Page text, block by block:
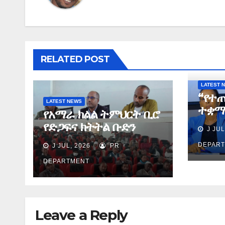
RELATED POST
LATEST NEWS
የአማራ ክልል ትምህርት ቢሮ
የድጋፍና ክትትል ቡድን
የማጠቃለያ ግብረ መልስ ሰጠ
J JUL, 2026 PR
DEPARTMENT
LATEST
J
Leave a Reply